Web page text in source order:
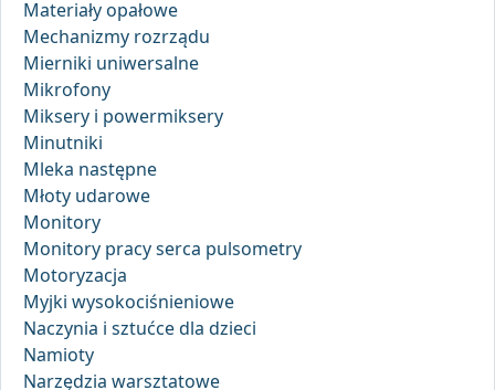
Materiały opałowe
Mechanizmy rozrządu
Mierniki uniwersalne
Mikrofony
Miksery i powermiksery
Minutniki
Mleka następne
Młoty udarowe
Monitory
Monitory pracy serca pulsometry
Motoryzacja
Myjki wysokociśnieniowe
Naczynia i sztućce dla dzieci
Namioty
Narzędzia warsztatowe